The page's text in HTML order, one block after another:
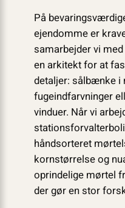
På
ejendomme er
samarbejder vi
en arkitekt for at
detaljer: sålbænke i
fugeindfarvninger
vinduer. Når vi
håndsorteret
kornstørrelse og
oprindelige mørtel
der gør en stor